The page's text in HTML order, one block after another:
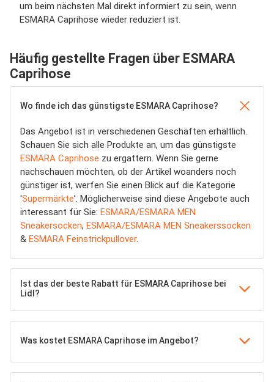
um beim nächsten Mal direkt informiert zu sein, wenn
ESMARA Caprihose wieder reduziert ist.
Häufig gestellte Fragen über ESMARA
Caprihose
Wo finde ich das günstigste ESMARA Caprihose?
Das Angebot ist in verschiedenen Geschäften erhältlich.
Schauen Sie sich alle Produkte an, um das günstigste
ESMARA Caprihose zu ergattern. Wenn Sie gerne
nachschauen möchten, ob der Artikel woanders noch
günstiger ist, werfen Sie einen Blick auf die Kategorie
'Supermärkte'. Möglicherweise sind diese Angebote auch
interessant für Sie: ESMARA/ESMARA MEN
Sneakersocken, ESMARA/ESMARA MEN Sneakerssocken
& ESMARA Feinstrickpullover.
Ist das der beste Rabatt für ESMARA Caprihose bei
Lidl?
Was kostet ESMARA Caprihose im Angebot?